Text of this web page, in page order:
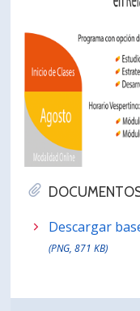
Descargar
(PNG, 871 KB)